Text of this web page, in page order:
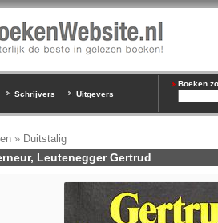
Schrijvers Uitgevers
Boeken
» Duitstalig
Leutenegger Gertrud